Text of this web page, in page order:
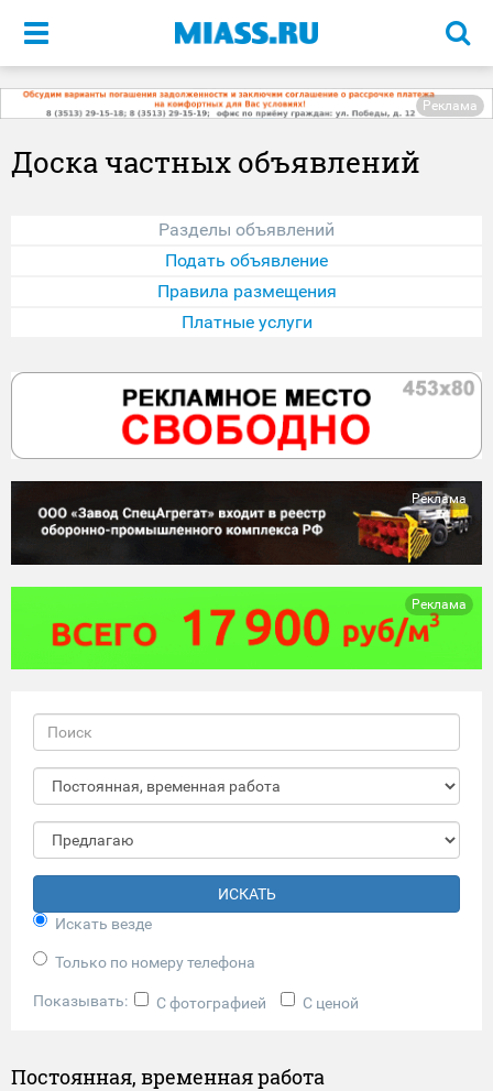
Меню
Реклама
Доска частных объявлений
Разделы объявлений
Подать объявление
Правила размещения
Платные услуги
Реклама
Реклама
ИСКАТЬ
Искать везде
Только по номеру телефона
Показывать: С фотографией С ценой
Постоянная, временная работа